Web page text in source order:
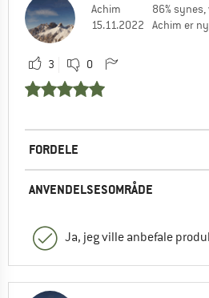
Achim
15.11.2022
86%
Achim er
3 0
FORDELE
ANVENDELSESOMRÅDE
Ja, jeg ville anbefale